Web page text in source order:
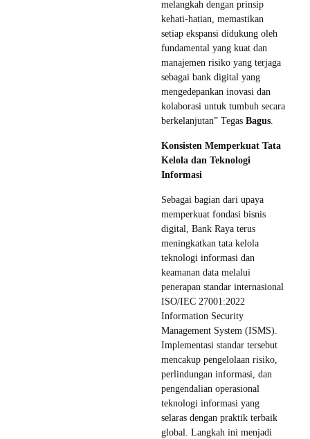
melangkah dengan prinsip
kehati-hatian, memastikan
setiap ekspansi didukung oleh
fundamental yang kuat dan
manajemen risiko yang terjaga
sebagai bank digital yang
mengedepankan inovasi dan
kolaborasi untuk tumbuh secara
berkelanjutan” Tegas Bagus.
Konsisten Memperkuat Tata
Kelola dan Teknologi
Informasi
Sebagai bagian dari upaya
memperkuat fondasi bisnis
digital, Bank Raya terus
meningkatkan tata kelola
teknologi informasi dan
keamanan data melalui
penerapan standar internasional
ISO/IEC 27001:2022
Information Security
Management System (ISMS).
Implementasi standar tersebut
mencakup pengelolaan risiko,
perlindungan informasi, dan
pengendalian operasional
teknologi informasi yang
selaras dengan praktik terbaik
global. Langkah ini menjadi